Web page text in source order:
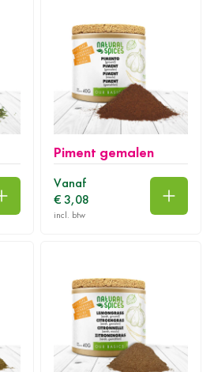
In winkelwagen
Piment gemalen
Vanaf
€ 3,08
In